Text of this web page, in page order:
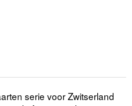
serie voor Zwitserland